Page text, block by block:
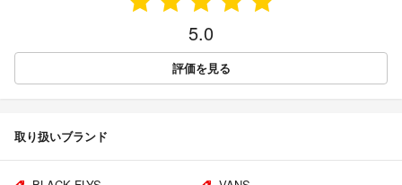
5.0
評価を見る
取り扱いブランド